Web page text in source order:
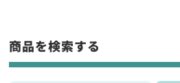
商品を検索する